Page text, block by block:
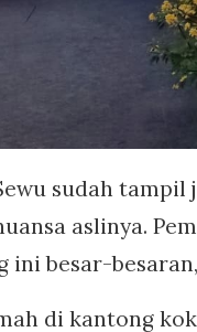
sudah
aslinya.
ini besar-
di kantong